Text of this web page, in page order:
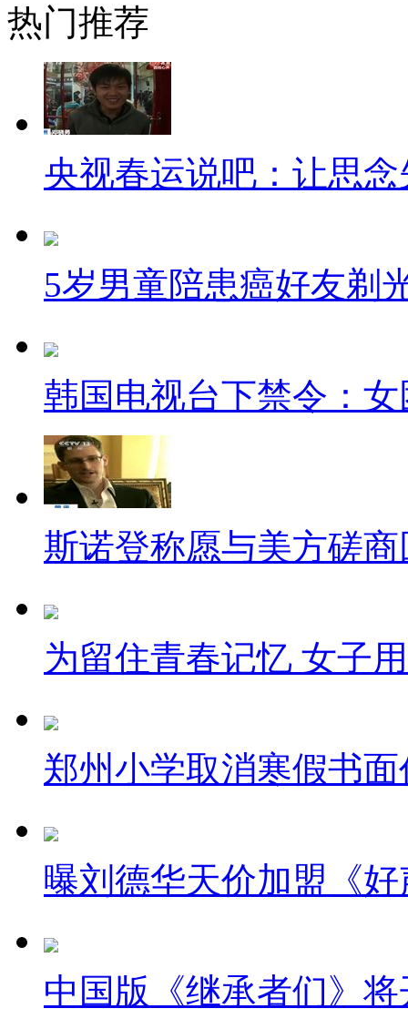
面前，可是当他摘了眼镜后，
【口播】好吧，我不得不说
戴得好，可以增添你的魅力，
命的神秘感，不过您要是深得
呱呱来吐槽
【解说】
从今天开始，已然可以进入
阻止吃了...接下来，迎接我们
学问的，尤其是买单这个过程
的是夫妻，抢着买单的是同学
司机驾车渡结冰黄河
钱是赚出来的，不是省出来
黄河,直接把车开在冰上,免费过
小气的驾驶员十分多钟,在上岸
立功了！这样也可以"飞渡"黄
路，有了收费站，也就有了路。
淘气狗开主人车酿车祸
还是要提醒大家，开车一定
伙伴，还得小心你的小宠物..
们称这都是自家狗狗惹的祸。
勒镇。不料趁他们迷迷糊糊之
目前，两名醉酒男子已被拘捕
热门推荐
央视春运说吧：让思
5岁男童陪患癌好友剃
韩国电视台下禁令：
斯诺登称愿与美方磋
为留住青春记忆 女子
郑州小学取消寒假书
曝刘德华天价加盟《
中国版《继承者们》